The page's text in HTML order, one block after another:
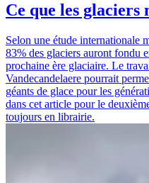
Ce que les glaciers
Selon une étude internationale
83% des glaciers auront fondu
prochaine ère glaciaire. Le
Vandecandelaere pourrait
géants de glace pour les
dans cet article pour le
toujours en librairie.